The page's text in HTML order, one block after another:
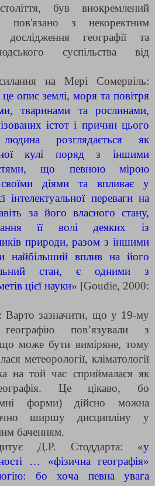
був виокремлений
з некоректним
дослідження географії та
суспільства від
на Мері Сомервіль:
опис землі, моря та повітря
тваринами та рослинами,
істот і причин цього
розглядається як
кулі поряд з іншими
що певною мірою
діями та впливає у
інтелектуальної переваги на
за його власного стану,
її волі деяких із
природи, разом з іншими
найбільший вплив на його
стан, є одними з
цієї науки» [Goudie, 2000:
: Варто зазначити, що у 19-му
пов’язували з
може бути виміряне, тому
метеорології, кліматології
на той час сприймалася як
Це цікаво, бо
форми) дійсно можна
ширшу дисципліну у
баченням.
Д.Р. Стоддарта: «у
… «фізична географія»
бо хоча певна увага